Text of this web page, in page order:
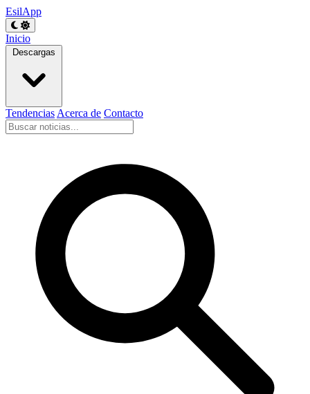
EsilApp
Inicio
Descargas
Tendencias Acerca de Contacto